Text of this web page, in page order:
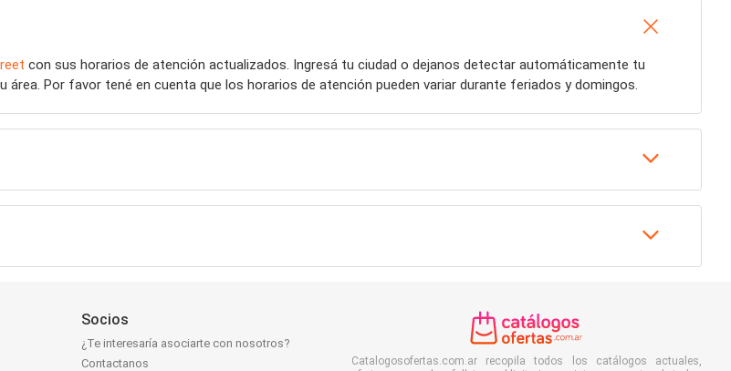
con sus horarios de atención actualizados. Ingresá tu ciudad o dejanos detectar automáticamente tu
área. Por favor tené en cuenta que los horarios de atención pueden variar durante feriados y domingos.
Socios
¿Te interesaría asociarte con nosotros?
Contactanos
Catalogosofertas.com.ar recopila todos los catálogos actuales,